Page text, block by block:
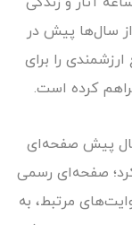
سال‌ها پیش در
را برای
کرده است.
پیش صفحه‌ای
صفحه‌ای رسمی
مرتبط، به